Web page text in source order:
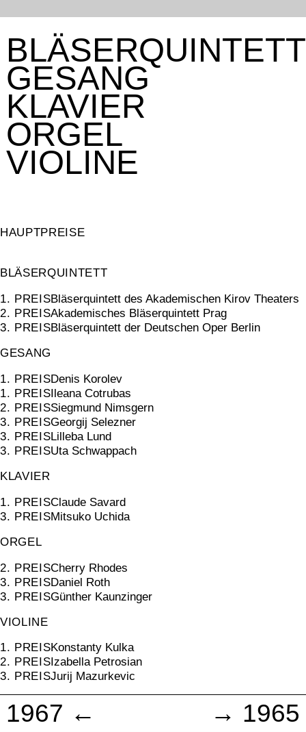
BLÄSERQUINTETT
GESANG
KLAVIER
ORGEL
VIOLINE
HAUPTPREISE
BLÄSERQUINTETT
1. PREISBläserquintett des Akademischen Kirov Theaters
2. PREISAkademisches Bläserquintett Prag
3. PREISBläserquintett der Deutschen Oper Berlin
GESANG
1. PREISDenis Korolev
1. PREISIleana Cotrubas
2. PREISSiegmund Nimsgern
3. PREISGeorgij Selezner
3. PREISLilleba Lund
3. PREISUta Schwappach
KLAVIER
1. PREISClaude Savard
3. PREISMitsuko Uchida
ORGEL
2. PREISCherry Rhodes
3. PREISDaniel Roth
3. PREISGünther Kaunzinger
VIOLINE
1. PREISKonstanty Kulka
2. PREIS Izabella Petrosian
3. PREISJurij Mazurkevic
1967 ← → 1965